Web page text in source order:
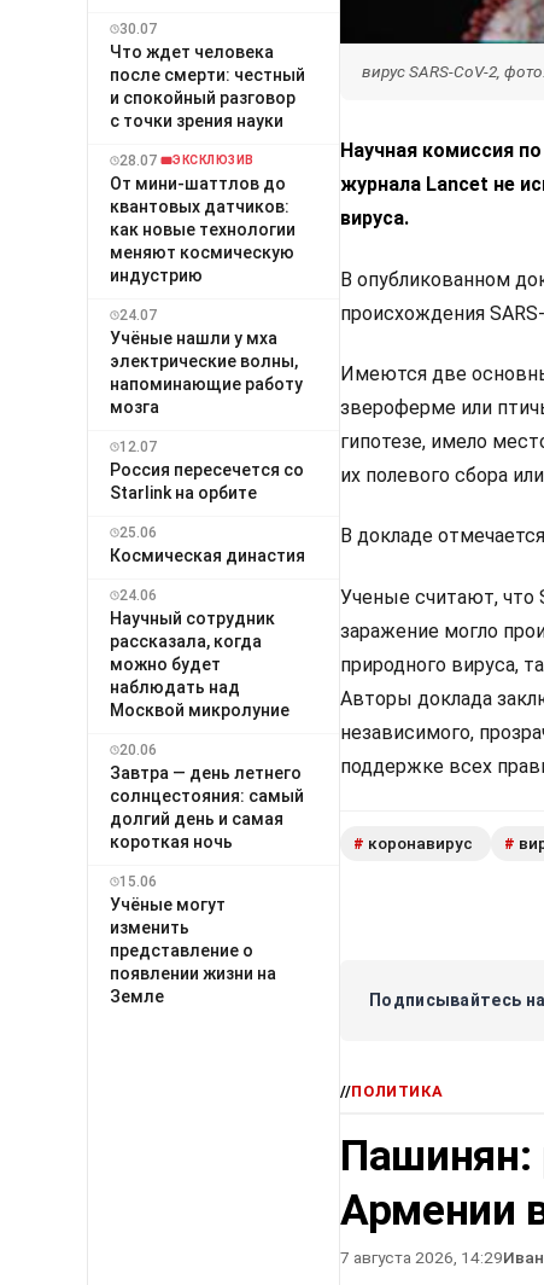
30.07
Что ждет человека
после смерти: честный
и спокойный разговор
с точки зрения науки
28.07 ЭКСКЛЮЗИВ
От мини-шаттлов до
квантовых датчиков:
как новые технологии
меняют космическую
индустрию
24.07
Учёные нашли у мха
электрические волны,
напоминающие работу
мозга
12.07
Россия пересечется со
Starlink на орбите
25.06
Космическая династия
24.06
Научный сотрудник
рассказала, когда
можно будет
наблюдать над
Москвой микролуние
20.06
Завтра — день летнего
солнцестояния: самый
долгий день и самая
короткая ночь
15.06
Учёные могут
изменить
представление о
появлении жизни на
Земле
вирус SARS-CoV-2,
Научная комиссия
журнала Lancet не
вируса.
В опубликованном
происхождения
Имеются две
звероферме или
гипотезе, имело
их полевого сбора
В докладе
Ученые считают, что
заражение могло
природного вируса,
Авторы доклада
независимого,
поддержке всех
# коронавирус #
Подписывайтесь
//ПОЛИТИКА
Пашинян:
Армении
7 августа 2026, 14:29